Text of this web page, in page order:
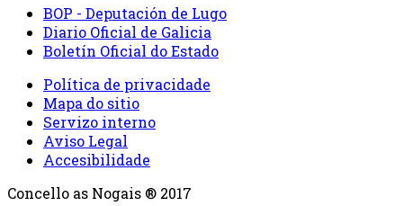
BOP - Deputación de Lugo
Diario Oficial de Galicia
Boletín Oficial do Estado
Política de privacidade
Mapa do sitio
Servizo interno
Aviso Legal
Accesibilidade
Concello as Nogais ® 2017